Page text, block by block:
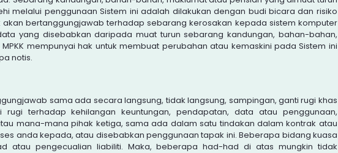
melalui penggunaan Sistem ini adalah dilakukan dengan budi bicara dan risiko
akan bertanggungjawab terhadap sebarang kerosakan kepada sistem komputer
yang disebabkan daripada muat turun sebarang kandungan, bahan-bahan,
mempunyai hak untuk membuat perubahan atau kemaskini pada Sistem ini
notis.
sama ada secara langsung, tidak langsung, sampingan, ganti rugi khas
terhadap kehilangan keuntungan, pendapatan, data atau penggunaan,
mana-mana pihak ketiga, sama ada dalam satu tindakan dalam kontrak atau
anda kepada, atau disebabkan penggunaan tapak ini. Beberapa bidang kuasa
atau pengecualian liabiliti. Maka, beberapa had-had di atas mungkin tidak